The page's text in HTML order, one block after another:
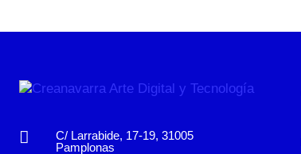
C/ Larrabide, 17-19, 31005
Pamplonas